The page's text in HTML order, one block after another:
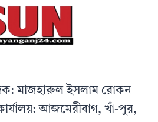
মাজহারুল ইসলাম রোকন
কার্যালয়: আজমেরীবাগ, খাঁ-পুর,